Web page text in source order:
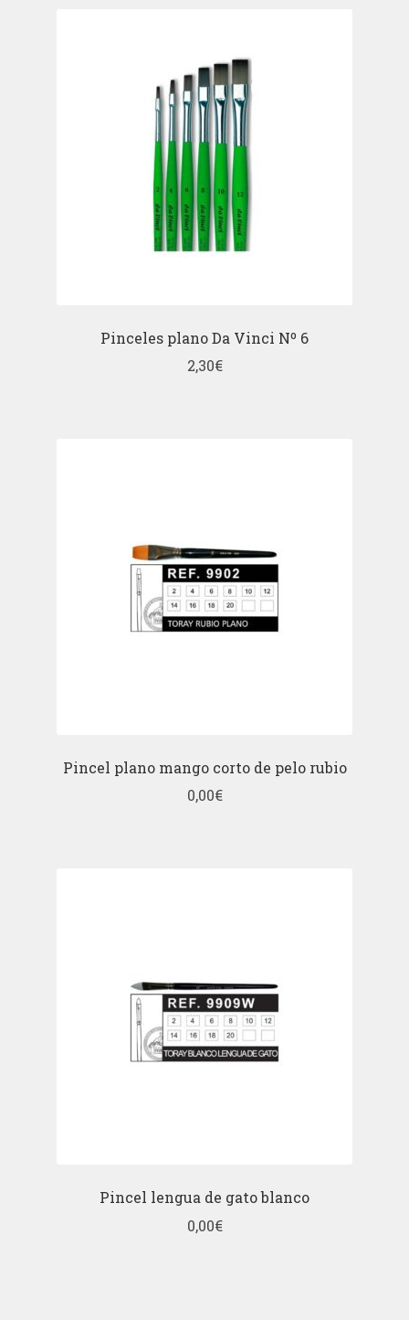
Pinceles plano Da Vinci Nº 6
2,30€
Pincel plano mango corto de pelo rubio
0,00€
Pincel lengua de gato blanco
0,00€